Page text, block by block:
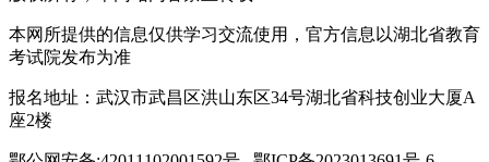
本网所提供的信息仅供学习交流使用，官方信息以湖北省教育
考试院发布为准
报名地址：武汉市武昌区洪山东区34号湖北省科技创业大厦A
座2楼